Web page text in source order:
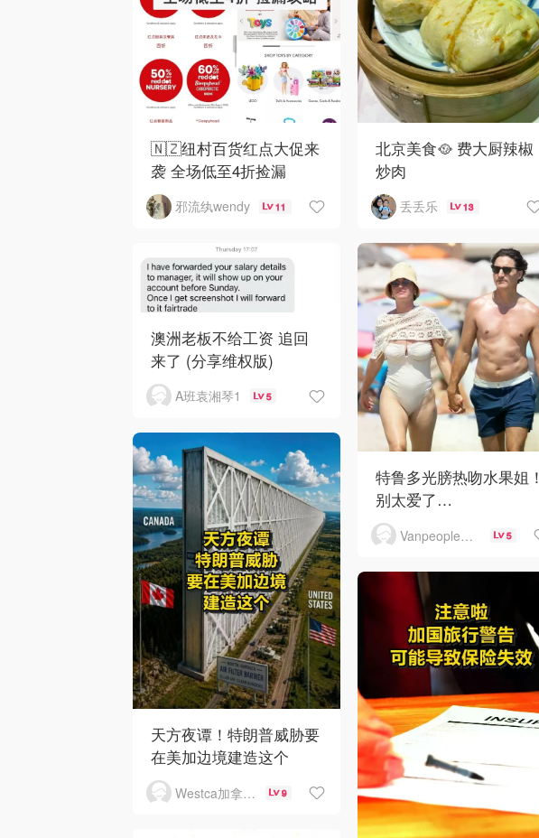
🇳🇿纽村百货红点大促来
袭 全场低至4折捡漏
邪流纨wendy 11
北京美食🥘 费大厨辣椒
炒肉
丢丢乐 13
澳洲老板不给工资 追回
来了 (分享维权版)
A班袁湘琴1 5
特鲁多光膀热吻水果姐！
别太爱了…
Vanpeople人在温哥华 5
天方夜谭！特朗普威胁要
在美加边境建造这个
Westca加拿大生活 9